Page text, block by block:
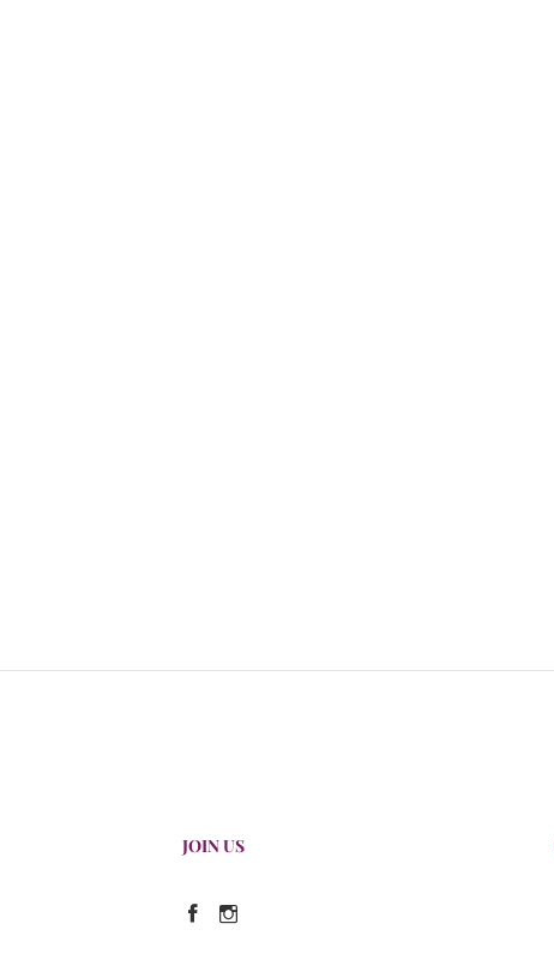
JOIN US
Facebook
Instagram